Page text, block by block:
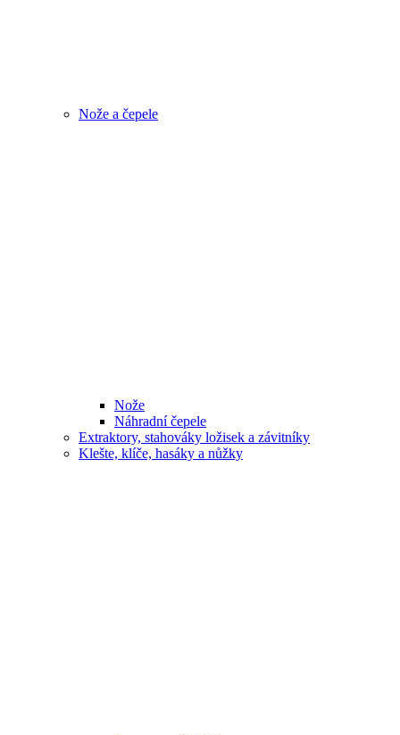
Nože a čepele
Nože
Náhradní čepele
Extraktory, stahováky ložisek a závitníky
Klešte, klíče, hasáky a nůžky